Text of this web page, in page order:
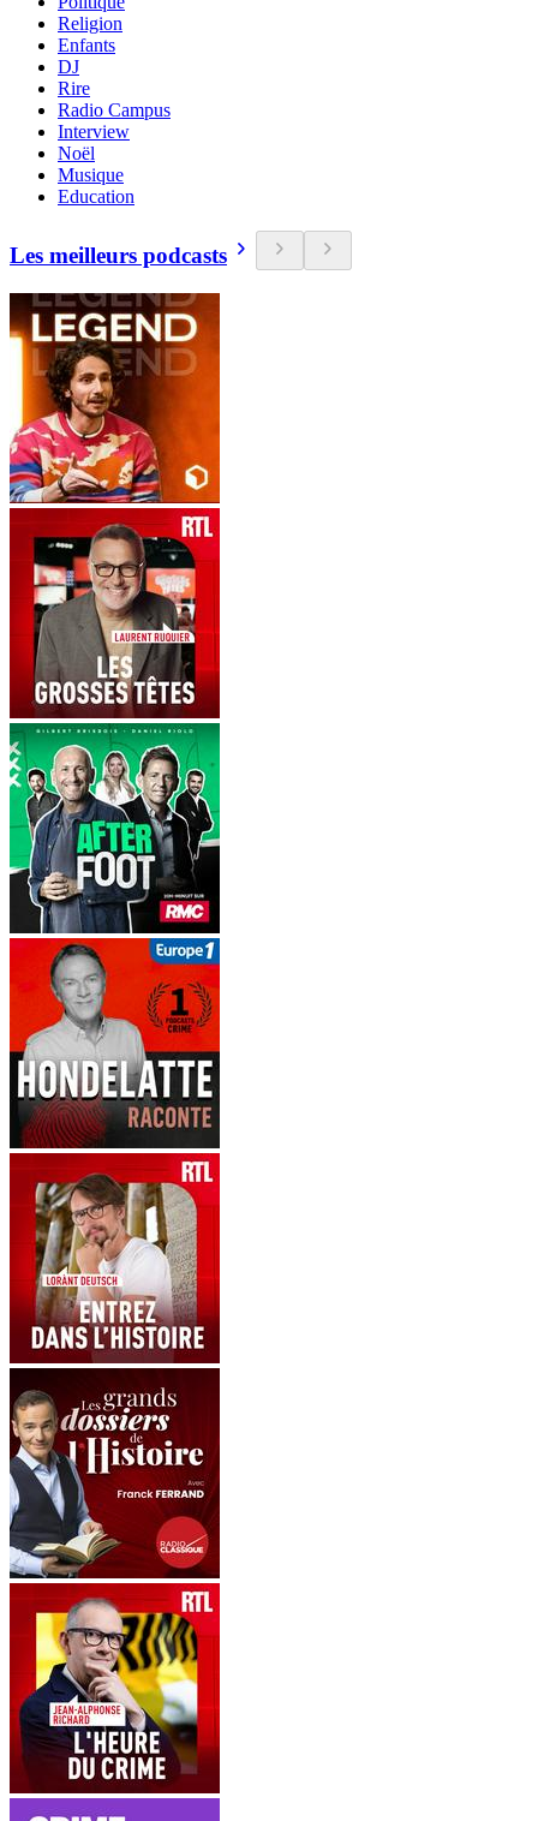
Religion
Enfants
DJ
Rire
Radio Campus
Interview
Noël
Musique
Education
Les meilleurs podcasts